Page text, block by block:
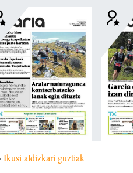
Ikusi aldizkari guztiak